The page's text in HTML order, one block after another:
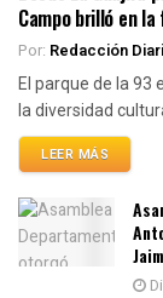
Campo brilló en
Por: Redacción
El parque de la
la diversidad
LEER MÁS